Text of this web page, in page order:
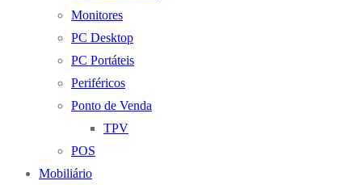
Monitores
PC Desktop
PC Portáteis
Periféricos
Ponto de Venda
TPV
POS
Mobiliário